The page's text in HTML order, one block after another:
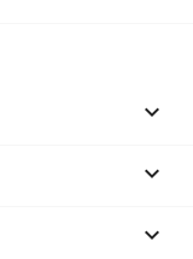


